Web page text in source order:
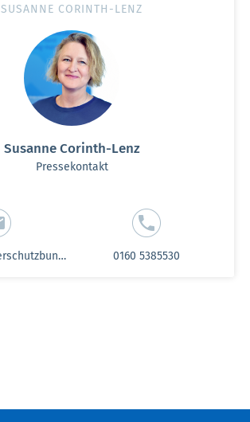
SUSANNE CORINTH-LENZ
Susanne Corinth-Lenz
Pressekontakt
presse[at]kinderschutzbund-sh.de 0160 5385530